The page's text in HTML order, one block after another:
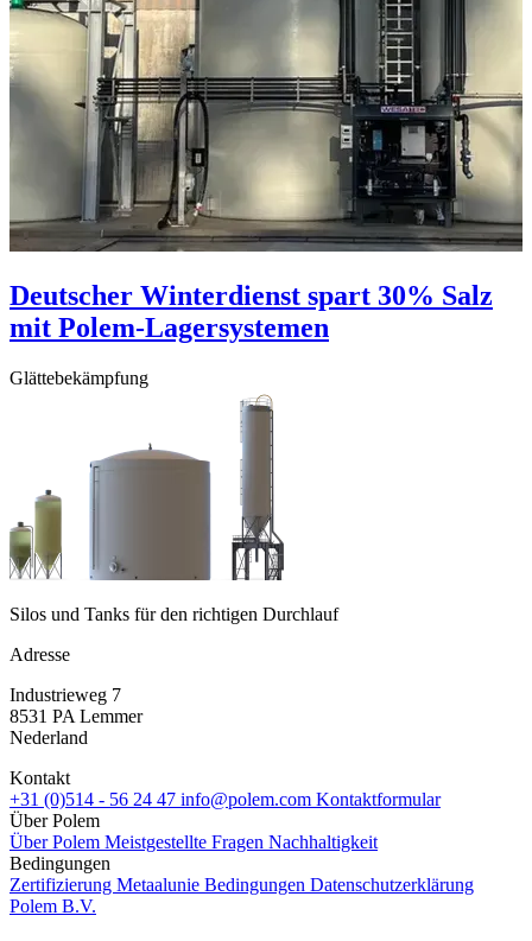
Deutscher Winterdienst spart 30% Salz
mit Polem-Lagersystemen
Glättebekämpfung
Silos und Tanks für den richtigen Durchlauf
Adresse
Industrieweg 7
8531 PA Lemmer
Nederland
Kontakt
+31 (0)514 - 56 24 47 info@polem.com Kontaktformular
Über Polem
Über Polem Meistgestellte Fragen Nachhaltigkeit
Bedingungen
Zertifizierung Metaalunie Bedingungen Datenschutzerklärung
Polem B.V.